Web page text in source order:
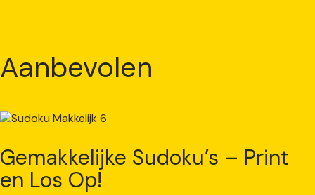
Aanbevolen
Gemakkelijke Sudoku’s – Print
en Los Op!